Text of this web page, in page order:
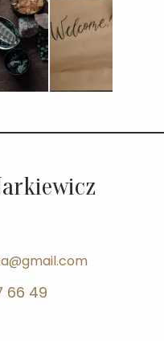
66 49